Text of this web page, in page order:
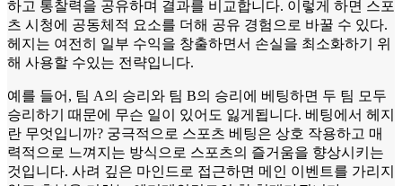
하고 통찰력을 공유하며 결과를 비교합니다. 이렇게 하면 스포
츠 시청에 공동체적 요소를 더해 공유 경험으로 바꿀 수 있다.
헤지는 여전히 일부 수익을 창출하면서 손실을 최소화하기 위
해 사용할 수있는 전략입니다.
예를 들어, 팀 A의 승리와 팀 B의 승리에 베팅하면 두 팀 모두
승리하기 때문에 무슨 일이 있어도 잃게됩니다. 베팅에서 헤지
란 무엇입니까? 궁극적으로 스포츠 베팅은 상호 작용하고 매
력적으로 느껴지는 방식으로 스포츠의 즐거움을 향상시키는
것입니다. 사려 깊은 마인드로 접근하면 메인 이벤트를 가리지